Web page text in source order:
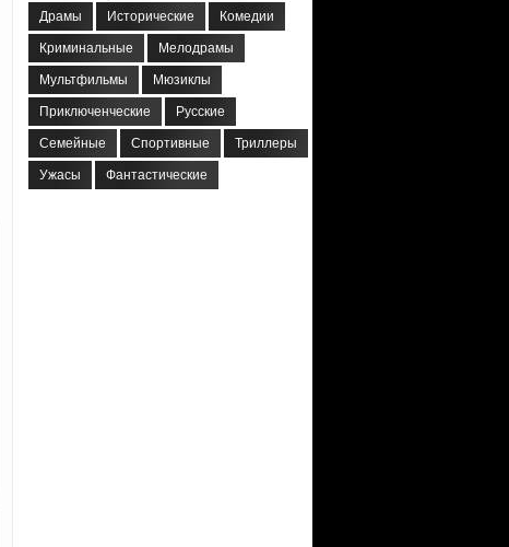
Драмы Исторические Комедии
Криминальные Мелодрамы
Мультфильмы Мюзиклы
Приключенческие Русские
Семейные Спортивные Триллеры
Ужасы Фантастические